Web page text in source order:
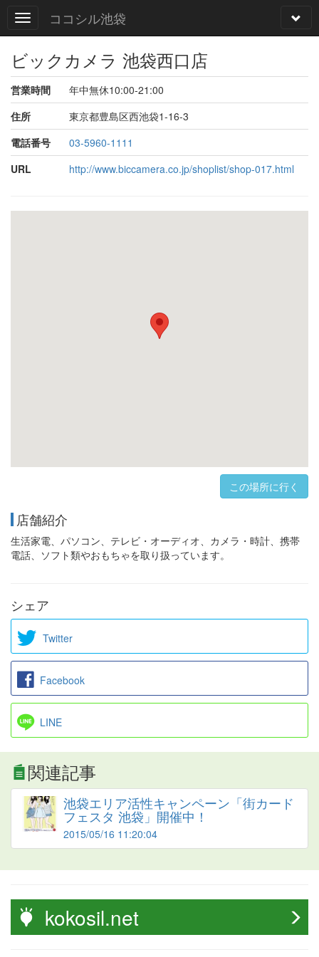
ココシル池袋
ビックカメラ 池袋西口店
営業時間
年中無休10:00-21:00
住所
東京都豊島区西池袋1-16-3
電話番号
03-5960-1111
URL
http://www.biccamera.co.jp/shoplist/shop-017.html
この場所に行く
店舗紹介
生活家電、パソコン、テレビ・オーディオ、カメラ・時計、携帯
電話、ソフト類やおもちゃを取り扱っています。
シェア
Twitter
Facebook
LINE
関連記事
池袋エリア活性キャンペーン「街カード
フェスタ 池袋」開催中！
2015/05/16 11:20:04
kokosil.net